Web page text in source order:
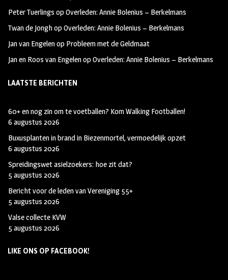
k
m
Peter Tuerlings opOverleden: Annie Bolenius – Berkelmans
Twan de JonghopOverleden: Annie Bolenius – Berkelmans
Jan van Engelenop Probleem met de Geldmaat
Jan en Roos van EngelenopOverleden: Annie Bolenius – Berkelmans
LAATSTE BERICHTEN
60+ en nog zin om te voetballen? Kom Walking Footballen!
6 augustus 2026
Buxusplanten in brand in Biezenmortel, vermoedelijk opzet
6 augustus 2026
Spreidingswet asielzoekers: hoe zit dat?
5 augustus 2026
Bericht voor de leden van Vereniging 55+
5 augustus 2026
Valse collecte KVW
5 augustus 2026
LIKE ONS OP FACEBOOK!